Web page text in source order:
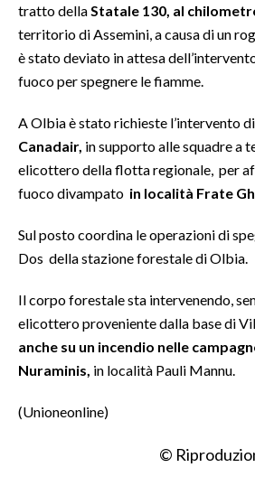
GOSSIP
SALUTE
SARDI NEL MONDO
NOTIZIE
EVENTI
#CARAUNIONE
INSULARITÀ
INFO AZIENDE
ABBONATI
tratto della Statale 130, al
territorio di Assemini, a causa di un
è stato deviato in attesa
fuoco per spegnere le fiamme.
A Olbia è stato richieste l’intervento di
Canadair, in supporto alle squadre a
elicottero della flotta regionale, per
fuoco divampato in località Frate
Sul posto coordina le operazioni di
Dos della stazione forestale di Olbia.
Il corpo forestale sta intervenendo,
elicottero proveniente dalla base di
anche su un incendio nelle
Nuraminis, in località Pauli Mannu.
(Unioneonline)
©